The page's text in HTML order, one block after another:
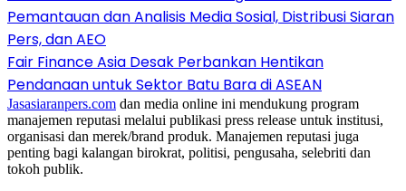
Pemantauan dan Analisis Media Sosial, Distribusi Siaran
Pers, dan AEO
Fair Finance Asia Desak Perbankan Hentikan
Pendanaan untuk Sektor Batu Bara di ASEAN
Jasasiaranpers.com dan media online ini mendukung program
manajemen reputasi melalui publikasi press release untuk institusi,
organisasi dan merek/brand produk. Manajemen reputasi juga
penting bagi kalangan birokrat, politisi, pengusaha, selebriti dan
tokoh publik.